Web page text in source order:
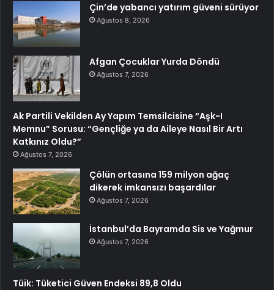
Çin’de yabancı yatırım güveni sürüyor
Ağustos 8, 2026
Afgan Çocuklar Yurda Döndü
Ağustos 7, 2026
Ak Partili Vekilden Ay Yapım Temsilcisine “Aşk-I
Memnu” Sorusu: “Gençliğe ya da Aileye Nasıl Bir Artı
Katkınız Oldu?”
Ağustos 7, 2026
Çölün ortasına 159 milyon ağaç
dikerek imkansızı başardılar
Ağustos 7, 2026
İstanbul’da Bayramda Sis ve Yağmur
Ağustos 7, 2026
Tüik: Tüketici Güven Endeksi 89,8 Oldu